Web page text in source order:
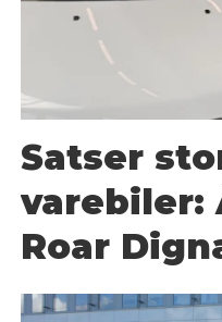
Satser
varebiler:
Roar